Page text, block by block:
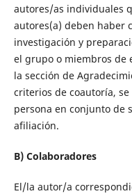
autores/as individuales
autores(a) deben haber
investigación y
el grupo o miembros de
la sección de
criterios de coautoría,
persona en conjunto de
afiliación.
B) Colaboradores
El/la autor/a